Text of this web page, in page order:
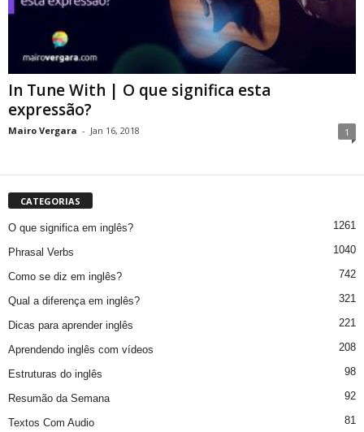
In Tune With | O que significa esta
expressão?
Mairo Vergara - Jan 16, 2018 1
CATEGORIAS
O que significa em inglês? 1261
Phrasal Verbs 1040
Como se diz em inglês? 742
Qual a diferença em inglês? 321
Dicas para aprender inglês 221
Aprendendo inglês com vídeos 208
Estruturas do inglês 98
Resumão da Semana 92
Textos Com Audio 81